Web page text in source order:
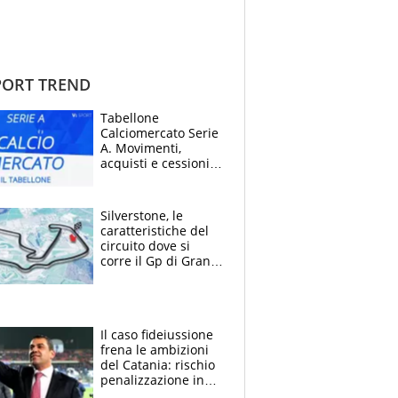
TREND
Tabellone
Calciomercato Serie
A. Movimenti,
acquisti e cessioni:
Silverstone, le
caratteristiche del
circuito dove si
corre il Gp di Gran
Il caso fideiussione
frena le ambizioni
del Catania: rischio
penalizzazione in